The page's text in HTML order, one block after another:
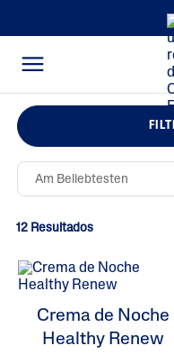
12 Resultados
Crema de Noche
Healthy Renew